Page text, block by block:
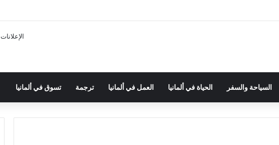
الإعلانات
السياحة والسفر الحياة في ألمانيا العمل في ألمانيا ترجمة تسوق في ألمانيا